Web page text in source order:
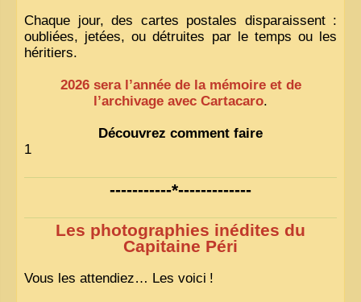
Chaque jour, des cartes postales disparaissent :
oubliées, jetées, ou détruites par le temps ou les
héritiers.
2026 sera l’année de la mémoire et de
l’archivage avec Cartacaro.
Découvrez comment faire
1
-----------*-------------
Les photographies inédites du
Capitaine Péri
Vous les attendiez… Les voici !